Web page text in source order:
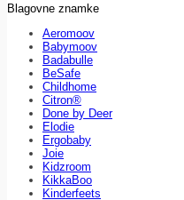
Blagovne znamke
Aeromoov
Babymoov
Badabulle
BeSafe
Childhome
Citron®
Done by Deer
Elodie
Ergobaby
Joie
Kidzroom
KikkaBoo
Kinderfeets